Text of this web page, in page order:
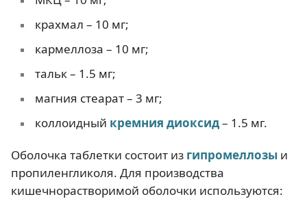
крахмал – 10 мг;
кармеллоза – 10 мг;
тальк – 1.5 мг;
магния стеарат – 3 мг;
коллоидный кремния диоксид– 1.5 мг.
Оболочка таблетки состоит из гипромеллозы и
пропиленгликоля. Для производства
кишечнорастворимой оболочки используются: